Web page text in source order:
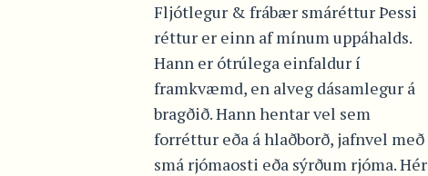
Fljótlegur & frábær smáréttur Þessi
réttur er einn af mínum uppáhalds.
Hann er ótrúlega einfaldur í
framkvæmd, en alveg dásamlegur á
bragðið. Hann hentar vel sem
forréttur eða á hlaðborð, jafnvel með
smá rjómaosti eða sýrðum rjóma. Hér